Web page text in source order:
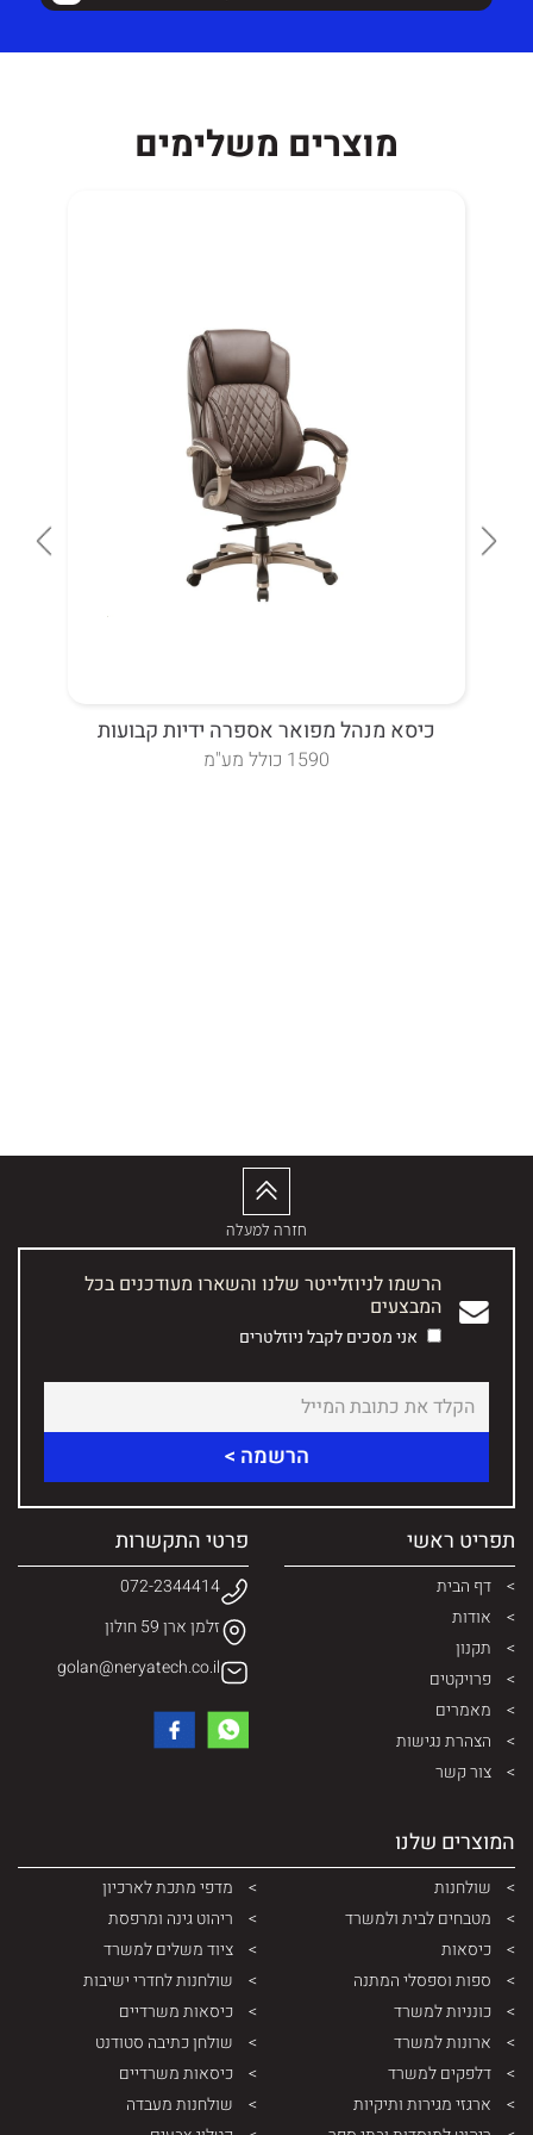
מוצרים משלימים
כיסא מנהל מפואר אספרה ידיות קבועות
1590 כולל מע"מ
חזרה למעלה
הרשמו לניוזלייטר שלנו והשארו מעודכנים בכל
המבצעים
אני מסכים לקבל ניוזלטרים
תפריט ראשי
דף הבית
אודות
תקנון
פרויקטים
מאמרים
הצהרת נגישות
צור קשר
המוצרים שלנו
שולחנות
מטבחים לבית ולמשרד
כיסאות
ספות וספסלי המתנה
כונניות למשרד
ארונות למשרד
דלפקים למשרד
ארגזי מגירות ותיקיות
מדפי מתכת לארכיון
ריהוט גינה ומרפסת
ציוד משלים למשרד
שולחנות לחדרי ישיבות
כיסאות משרדיים
שולחן כתיבה סטודנט
כיסאות משרדיים
שולחנות מעבדה
פרטי התקשרות
072-2344414
זלמן ארן 59 חולון
golan@neryatech.co.il